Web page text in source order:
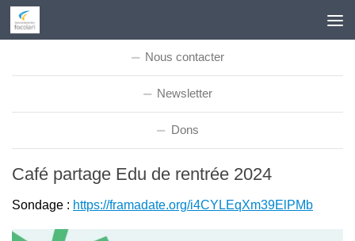
Skip to content
Nous contacter
Newsletter
Dons
Café partage Edu de rentrée 2024
Sondage : https://framadate.org/i4CYLEqXm39ElPMb